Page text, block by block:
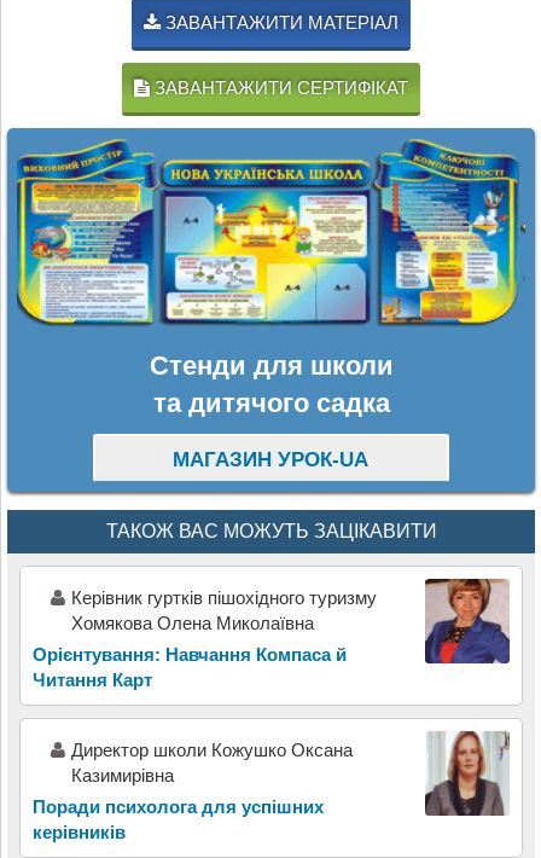
ЗАВАНТАЖИТИ МАТЕРІАЛ
ЗАВАНТАЖИТИ СЕРТИФІКАТ
Стенди для школи
та дитячого садка
МАГАЗИН УРОК-UA
ТАКОЖ ВАС МОЖУТЬ ЗАЦІКАВИТИ
Керівник гуртків пішохідного туризму
Хомякова Олена Миколаївна
Орієнтування: Навчання Компаса й
Читання Карт
Директор школи Кожушко Оксана
Казимирівна
Поради психолога для успішних
керівників